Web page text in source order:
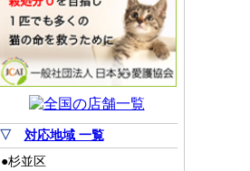
▽ 対応地域 一覧
●杉並区